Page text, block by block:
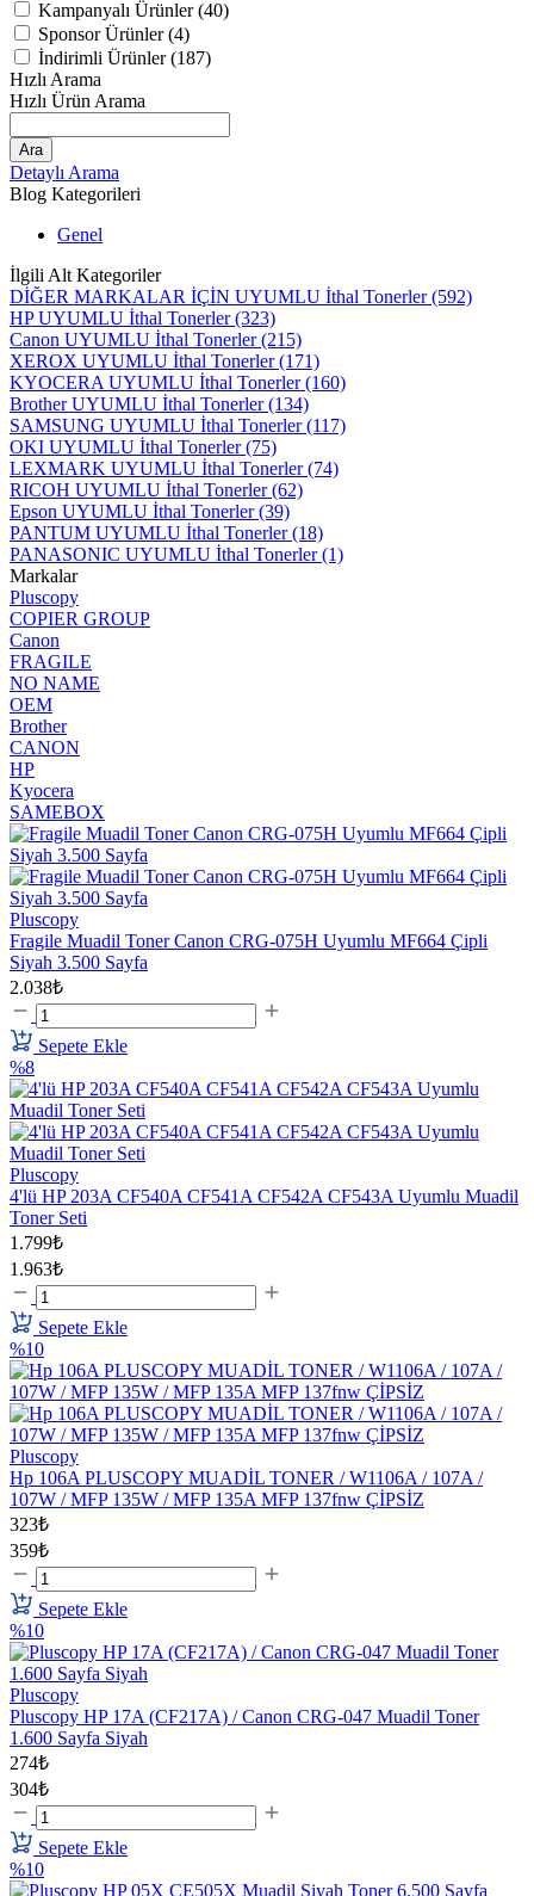
Kampanyalı Ürünler (40)
Sponsor Ürünler (4)
İndirimli Ürünler (187)
Hızlı Arama
Hızlı Ürün Arama
Ara
Detaylı Arama
Blog Kategorileri
Genel
İlgili Alt Kategoriler
DİĞER MARKALAR İÇİN UYUMLU İthal Tonerler(592)
HP UYUMLU İthal Tonerler(323)
Canon UYUMLU İthal Tonerler(215)
XEROX UYUMLU İthal Tonerler(171)
KYOCERA UYUMLU İthal Tonerler(160)
Brother UYUMLU İthal Tonerler(134)
SAMSUNG UYUMLU İthal Tonerler(117)
OKI UYUMLU İthal Tonerler(75)
LEXMARK UYUMLU İthal Tonerler(74)
RICOH UYUMLU İthal Tonerler(62)
Epson UYUMLU İthal Tonerler(39)
PANTUM UYUMLU İthal Tonerler(18)
PANASONIC UYUMLU İthal Tonerler(1)
Markalar
Pluscopy
COPIER GROUP
Canon
FRAGILE
NO NAME
OEM
Brother
CANON
HP
Kyocera
SAMEBOX
Pluscopy
Fragile Muadil Toner Canon CRG-075H Uyumlu MF664 Çipli
Siyah 3.500 Sayfa
2.038₺
Sepete Ekle
%8
Pluscopy
4'lü HP 203A CF540A CF541A CF542A CF543A Uyumlu Muadil
Toner Seti
1.799₺
1.963₺
Sepete Ekle
%10
Pluscopy
Hp 106A PLUSCOPY MUADİL TONER / W1106A / 107A /
107W / MFP 135W / MFP 135A MFP 137fnw ÇİPSİZ
323₺
359₺
Sepete Ekle
%10
Pluscopy
Pluscopy HP 17A (CF217A) / Canon CRG-047 Muadil Toner
1.600 Sayfa Siyah
274₺
304₺
Sepete Ekle
%10